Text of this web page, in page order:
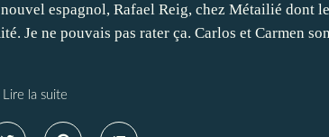
espagnol, Rafael Reig, chez Métailié dont
Je ne pouvais pas rater ça. Carlos et Carmen
Lire la suite